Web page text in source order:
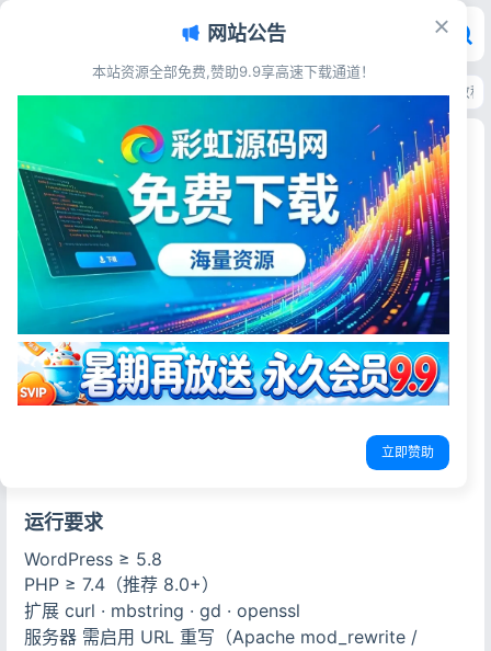
首页>主题模板>WordPress>OneDown资源下载WordPress主题 技术教程
OneDown资源下载WordPress主题 技术教程资
讯站专用模板
彩虹源码网
2026-07-03 23阅读
源码简介
OneDown是专为资源下载站、技术教程站、资讯博客量身打
造的轻量化WordPress商业主题，聚焦源码、软件、工具、
编程教程、行业资讯类站点搭建，兼顾内容展示、资源下载
交互与搜索引擎优化，是个人技术博客、源码分享站、教程
运行要求
WordPress ≥ 5.8
PHP ≥ 7.4（推荐 8.0+）
扩展 curl · mbstring · gd · openssl
服务器 需启用 URL 重写（Apache mod_rewrite /
网站公告
本站资源全部免费,赞助9.9享高速下载通道！
立即赞助